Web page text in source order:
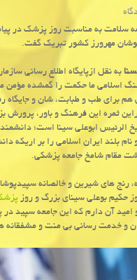
سلامت به مناسبت روز پزشك در
مهرورز كشور تبریك گفت.
به نقل ازپایگاه اطلاع رسانی
اسلامی ما حكمت را گمشده مؤمن
برای طب و طبابت، شان و جایگاه
ثمره این فرهنگ و باور، پرورش
الرئیس ابوعلی سینا است؛
بلند ایران اسلامی را بر اریكه
مقام شامخ جامعه پزشكی.
رنج های شیرین و خالصانه
حكیم بوعلی سینای بزرگ و روز
آن دارم كه این جامعه سپید در
خدمت رسانی بی منت و مشفقانه